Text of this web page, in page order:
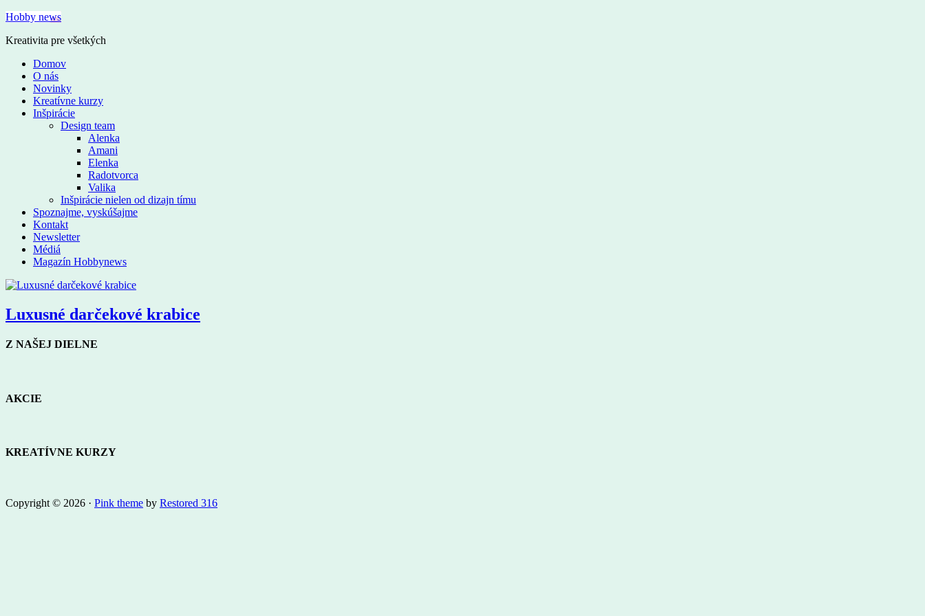
Hobby news
Kreativita pre všetkých
Domov
O nás
Novinky
Kreatívne kurzy
Inšpirácie
Design team
Alenka
Amani
Elenka
Radotvorca
Valika
Inšpirácie nielen od dizajn tímu
Spoznajme, vyskúšajme
Kontakt
Newsletter
Médiá
Magazín Hobbynews
Luxusné darčekové krabice
Z NAŠEJ DIELNE
AKCIE
KREATÍVNE KURZY
Copyright © 2026 · Pink theme by Restored 316